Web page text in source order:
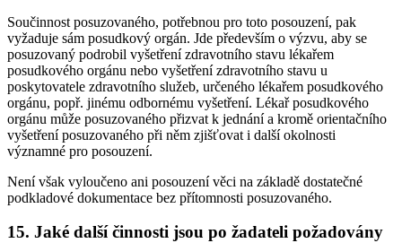
Součinnost posuzovaného, potřebnou pro toto posouzení, pak
vyžaduje sám posudkový orgán. Jde především o výzvu, aby se
posuzovaný podrobil vyšetření zdravotního stavu lékařem
posudkového orgánu nebo vyšetření zdravotního stavu u
poskytovatele zdravotního služeb, určeného lékařem posudkového
orgánu, popř. jinému odbornému vyšetření. Lékař posudkového
orgánu může posuzovaného přizvat k jednání a kromě orientačního
vyšetření posuzovaného při něm zjišťovat i další okolnosti
významné pro posouzení.
Není však vyloučeno ani posouzení věci na základě dostatečné
podkladové dokumentace bez přítomnosti posuzovaného.
15. Jaké další činnosti jsou po žadateli požadovány